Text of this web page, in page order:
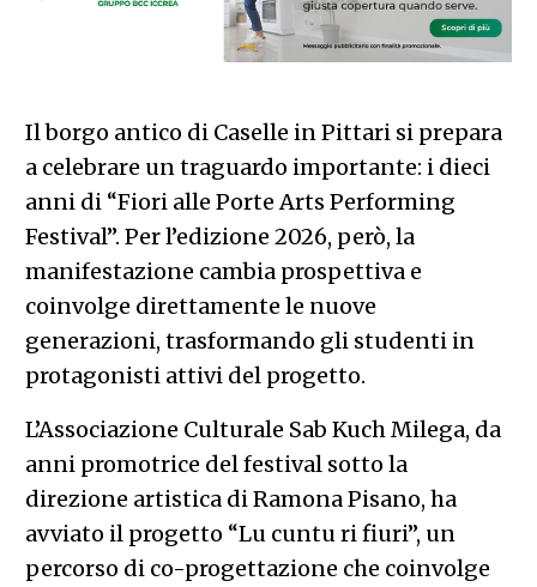
Il borgo antico di Caselle in Pittari si prepara
a celebrare un traguardo importante: i dieci
anni di “Fiori alle Porte Arts Performing
Festival”. Per l’edizione 2026, però, la
manifestazione cambia prospettiva e
coinvolge direttamente le nuove
generazioni, trasformando gli studenti in
protagonisti attivi del progetto.
L’Associazione Culturale Sab Kuch Milega, da
anni promotrice del festival sotto la
direzione artistica di Ramona Pisano, ha
avviato il progetto “Lu cuntu ri fiuri”, un
percorso di co-progettazione che coinvolge